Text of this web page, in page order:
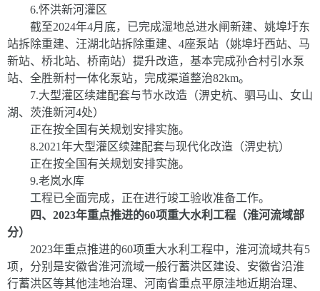
6.怀洪新河灌区
截至2024年4月底，已完成湿地总进水闸新建、姚埠圩东
站拆除重建、汪湖北站拆除重建、 4座泵站（姚埠圩西站、马
新站、桥北站、桥南站）提升改造，基本完成孙合村引水泵
站、全胜新村一体化泵站，完成渠道整治82km。
7.大型灌区续建配套与节水改造（淠史杭、驷马山、女山
湖、茨淮新河4处）
正在按全国有关规划安排实施。
8.2021年大型灌区续建配套与现代化改造（淠史杭）
正在按全国有关规划安排实施。
9.老岚水库
工程已全面完成，正在进行竣工验收准备工作。
四、 2023年重点推进的60项重大水利工程（淮河流域部
分）
2023年重点推进的60项重大水利工程中，淮河流域共有5
项，分别是安徽省淮河流域一般行蓄洪区建设、安徽省沿淮
行蓄洪区等其他洼地治理、河南省重点平原洼地近期治理、